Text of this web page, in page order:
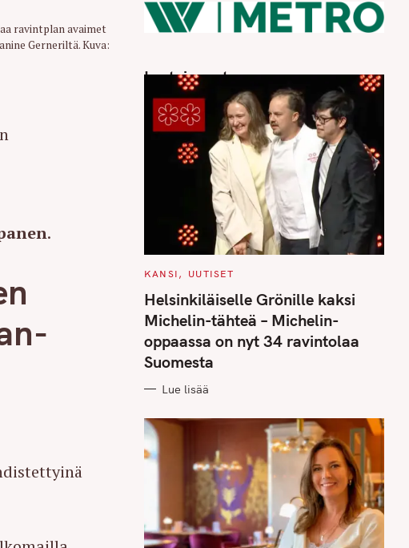
ravintplan avaimet
Gerneriltä. Kuva:
.
Luetuimmat
C
T
E
G
O
I
E
S
KANSI UUTISET
Helsinkiläiselle Grönille kaksi
Michelin-tähteä – Michelin-
oppaassa on nyt 34 ravintolaa
Suomesta
Lue lisää